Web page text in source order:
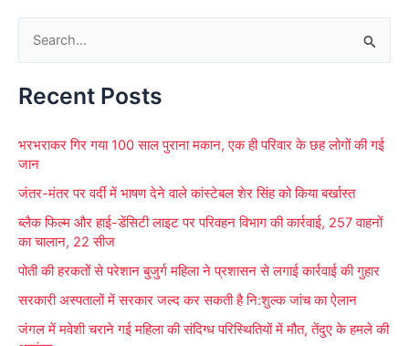
a
c
f
o
Recent Posts
भरभराकर गिर गया 100 साल पुराना मकान, एक ही परिवार के छह लोगों की गई
जान
जंतर-मंतर पर वर्दी में भाषण देने वाले कांस्टेबल शेर सिंह को किया बर्खास्त
ब्लैक फिल्म और हाई-डेंसिटी लाइट पर परिवहन विभाग की कार्रवाई, 257 वाहनों
का चालान, 22 सीज
पोती की हरकतों से परेशान बुजुर्ग महिला ने प्रशासन से लगाई कार्रवाई की गुहार
सरकारी अस्पतालों में सरकार जल्द कर सकती है नि:शुल्क जांच का ऐलान
जंगल में मवेशी चराने गई महिला की संदिग्ध परिस्थितियों में मौत, तेंदुए के हमले की